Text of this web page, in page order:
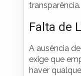
transparência.
Falta de
A ausência
exige que
haver